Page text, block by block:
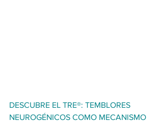
DESCUBRE EL TRE®: TEMBLORES
NEUROGÉNICOS COMO MECANISMO